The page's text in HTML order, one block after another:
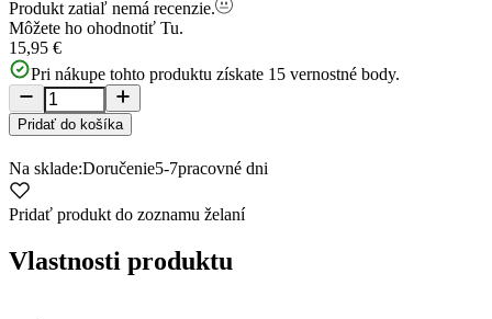
Produkt zatiaľ nemá recenzie.
Môžete ho ohodnotiť Tu.
15,95 €
Pri nákupe tohto produktu získate 15 vernostné body.
Pridať do košíka
Na sklade:Doručenie5-7pracovné dni
Pridať produkt do zoznamu želaní
Vlastnosti produktu